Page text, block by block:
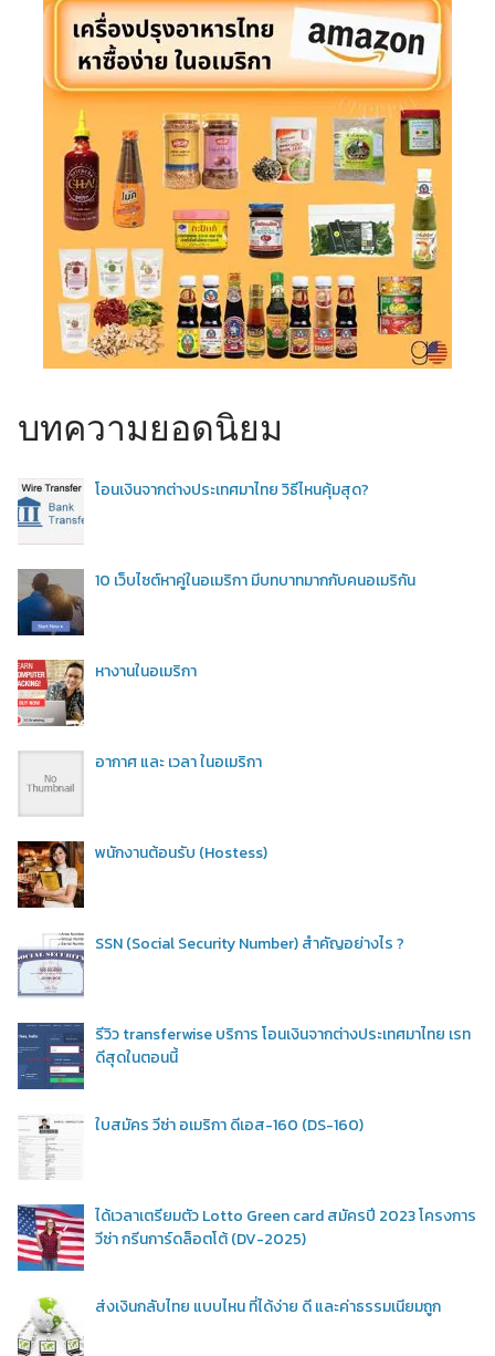
บทความยอดนิยม
โอนเงินจากต่างประเทศมาไทย วิธีไหนคุ้มสุด?
10 เว็บไซต์หาคู่ในอเมริกา มีบทบาทมากกับคนอเมริกัน
หางานในอเมริกา
อากาศ และ เวลา ในอเมริกา
พนักงานต้อนรับ (Hostess)
SSN (Social Security Number) สำคัญอย่างไร ?
รีวิว transferwise บริการ โอนเงินจากต่างประเทศมาไทย เรท
ดีสุดในตอนนี้
ใบสมัคร วีซ่า อเมริกา ดีเอส-160 (DS-160)
ได้เวลาเตรียมตัว Lotto Green card สมัครปี 2023 โครงการ
วีซ่า กรีนการ์ดล็อตโต้ (DV-2025)
ส่งเงินกลับไทย แบบไหน ที่ได้ง่าย ดี และค่าธรรมเนียมถูก